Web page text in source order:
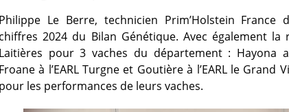
Philippe Le Berre, technicien Prim’Holstein
chiffres 2024 du Bilan Génétique. Avec également
Laitières pour 3 vaches du département : Hayona
Froane à l’EARL Turgne et Goutière à l’EARL le Grand
pour les performances de leurs vaches.